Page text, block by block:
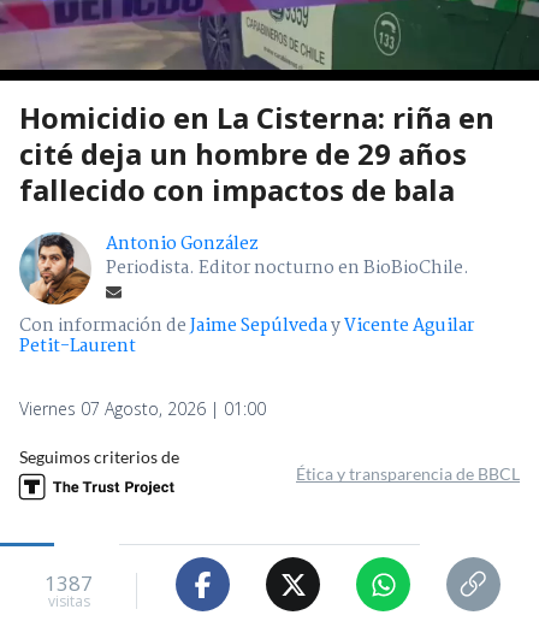
Homicidio en La Cisterna: riña en
cité deja un hombre de 29 años
fallecido con impactos de bala
Antonio González
Periodista. Editor nocturno en BioBioChile.
Con información deJaime SepúlvedayVicente Aguilar
Petit-Laurent
Viernes 07 Agosto, 2026 | 01:00
Seguimos criterios de
Ética y transparencia de BBCL
1387
visitas